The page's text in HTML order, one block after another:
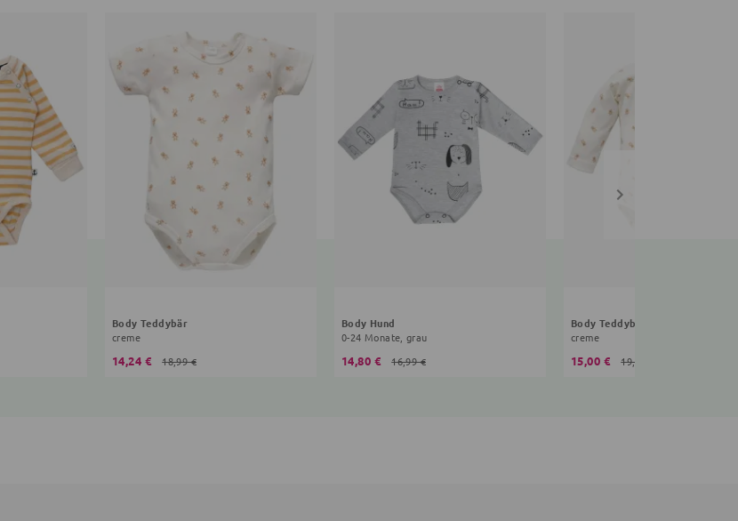
Body Teddybär
creme
14,24 € 18,99 €
Body Hund
0-24 Monate, grau
14,80 € 16,99 €
Body Teddybär
creme
15,00 € 19,99 €